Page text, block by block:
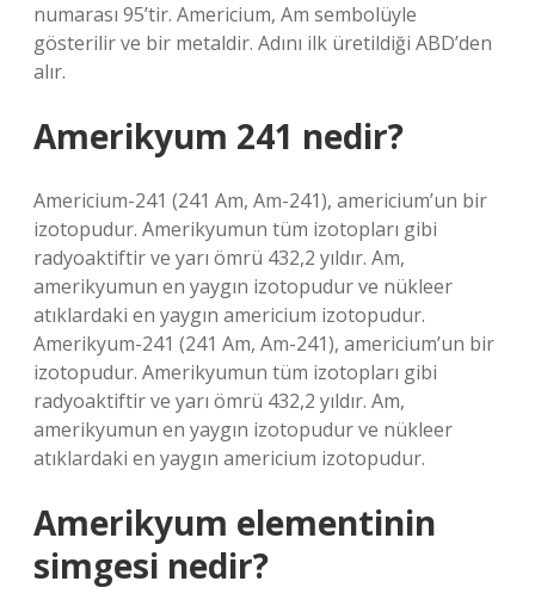
numarası 95’tir. Americium, Am sembolüyle
gösterilir ve bir metaldir. Adını ilk üretildiği ABD’den
alır.
Amerikyum 241 nedir?
Americium-241 (241 Am, Am-241), americium’un bir
izotopudur. Amerikyumun tüm izotopları gibi
radyoaktiftir ve yarı ömrü 432,2 yıldır. Am,
amerikyumun en yaygın izotopudur ve nükleer
atıklardaki en yaygın americium izotopudur.
Amerikyum-241 (241 Am, Am-241), americium’un bir
izotopudur. Amerikyumun tüm izotopları gibi
radyoaktiftir ve yarı ömrü 432,2 yıldır. Am,
amerikyumun en yaygın izotopudur ve nükleer
atıklardaki en yaygın americium izotopudur.
Amerikyum elementinin
simgesi nedir?